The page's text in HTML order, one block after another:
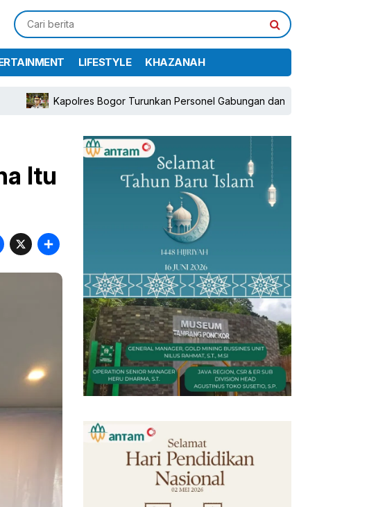
LIFESTYLE KHAZANAH
Bogor Turunkan Personel Gabungan dan Brimob, Prioritaskan Pengamanan
Itu
Facebook
X